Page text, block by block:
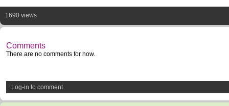
1690 views
Comments
There are no comments for now.
Log-in to comment